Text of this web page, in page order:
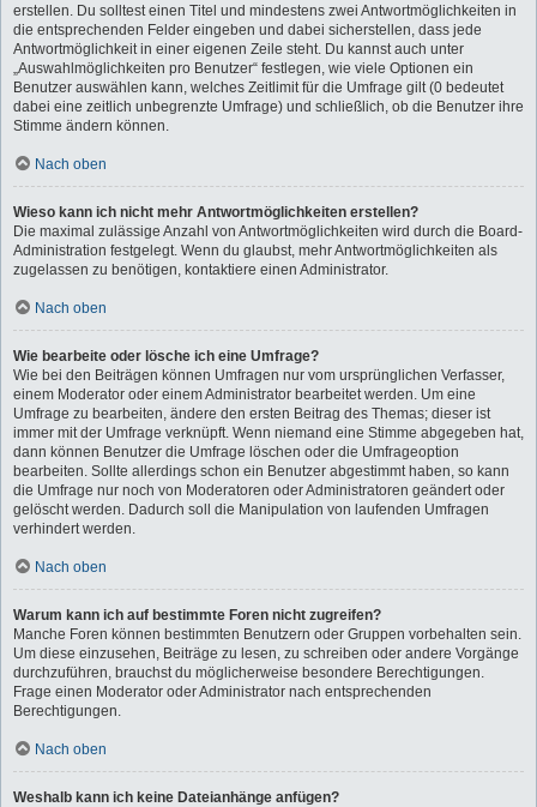
erstellen. Du solltest einen Titel und mindestens zwei Antwortmöglichkeiten in
die entsprechenden Felder eingeben und dabei sicherstellen, dass jede
Antwortmöglichkeit in einer eigenen Zeile steht. Du kannst auch unter
„Auswahlmöglichkeiten pro Benutzer“ festlegen, wie viele Optionen ein
Benutzer auswählen kann, welches Zeitlimit für die Umfrage gilt (0 bedeutet
dabei eine zeitlich unbegrenzte Umfrage) und schließlich, ob die Benutzer ihre
Stimme ändern können.
Nach oben
Wieso kann ich nicht mehr Antwortmöglichkeiten erstellen?
Die maximal zulässige Anzahl von Antwortmöglichkeiten wird durch die Board-
Administration festgelegt. Wenn du glaubst, mehr Antwortmöglichkeiten als
zugelassen zu benötigen, kontaktiere einen Administrator.
Nach oben
Wie bearbeite oder lösche ich eine Umfrage?
Wie bei den Beiträgen können Umfragen nur vom ursprünglichen Verfasser,
einem Moderator oder einem Administrator bearbeitet werden. Um eine
Umfrage zu bearbeiten, ändere den ersten Beitrag des Themas; dieser ist
immer mit der Umfrage verknüpft. Wenn niemand eine Stimme abgegeben hat,
dann können Benutzer die Umfrage löschen oder die Umfrageoption
bearbeiten. Sollte allerdings schon ein Benutzer abgestimmt haben, so kann
die Umfrage nur noch von Moderatoren oder Administratoren geändert oder
gelöscht werden. Dadurch soll die Manipulation von laufenden Umfragen
verhindert werden.
Nach oben
Warum kann ich auf bestimmte Foren nicht zugreifen?
Manche Foren können bestimmten Benutzern oder Gruppen vorbehalten sein.
Um diese einzusehen, Beiträge zu lesen, zu schreiben oder andere Vorgänge
durchzuführen, brauchst du möglicherweise besondere Berechtigungen.
Frage einen Moderator oder Administrator nach entsprechenden
Berechtigungen.
Nach oben
Weshalb kann ich keine Dateianhänge anfügen?